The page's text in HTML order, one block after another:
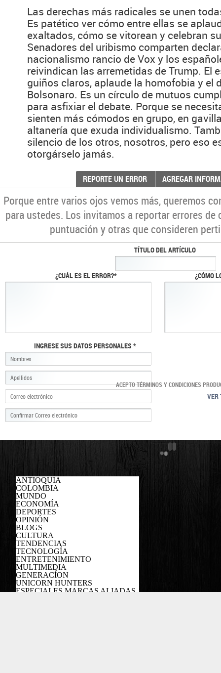
Las derechas más radicales se unen
Es patético ver cómo entre ellas se
exaltados, cómo se vitorean y celebran
Senadores del uribismo comparten
nacionalismo rancio de Vox y los
reivindican las arremetidas de Trump. El
guiños claros, aplaude la homofobia y el
Bolsonaro. Es un círculo de mutuos
para asfixiar el debate. Porque se
sienten más cómodos en grupo, en
altanería que exuda individualismo.
silencio de los otros, nosotros, pero eso
otorgárselo jamás.
REPORTE UN ERROR AGREGAR
Porque entre varios ojos vemos más, queremos
para ustedes. Los invitamos a reportar errores
puntuación y otras que consideren
TÍTULO DEL ARTÍCULO
¿CUÁL ES EL ERROR?* ¿CÓMO
INGRESE SUS DATOS PERSONALES *
ACEPTO TÉRMINOS Y CONDICIONES
VER
ANTIOQUIA
COLOMBIA
MUNDO
ECONOMÍA
DEPORTES
OPINIÓN
BLOGS
CULTURA
TENDENCIAS
TECNOLOGÍA
ENTRETENIMIENTO
MULTIMEDIA
GENERACÍON
UNICORN HUNTERS
ESPECIALES MARCAS ALIADAS